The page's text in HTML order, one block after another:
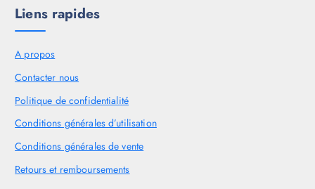
Liens rapides
A propos
Contacter nous
Politique de confidentialité
Conditions générales d’utilisation
Conditions générales de vente
Retours et remboursements